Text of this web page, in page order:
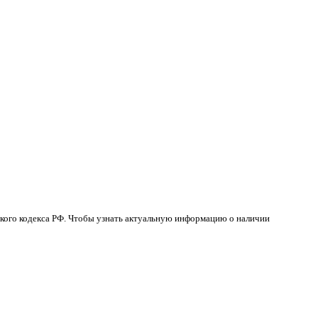
кодекса РФ. Чтобы узнать актуальную информацию о наличии